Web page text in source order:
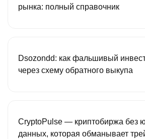
рынка: полный справочник
Dsozondd: как фальшивый
через схему обратного выкупа
CryptoPulse — криптобиржа без
данных, которая обманывает